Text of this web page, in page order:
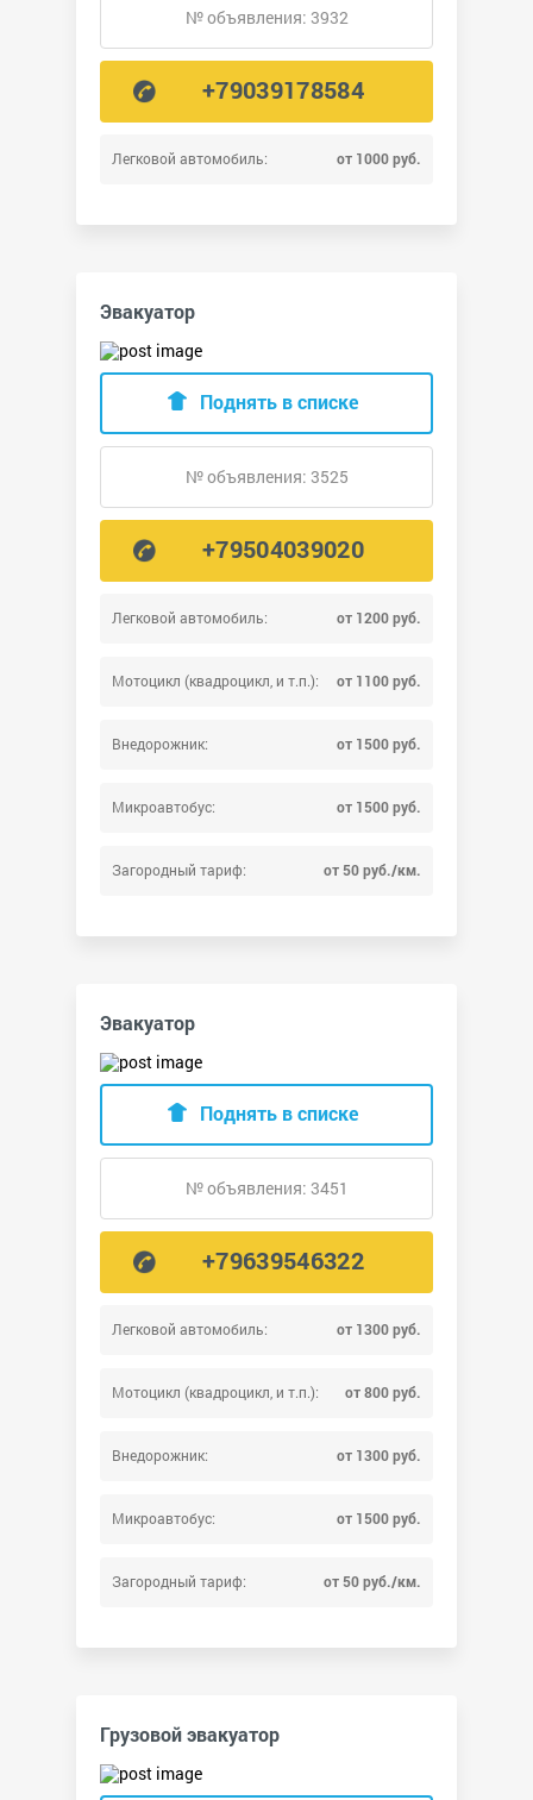
Легковой автомобиль: от 1000 руб.
№ объявления: 3932
+79039178584
Эвакуатор
Легковой автомобиль: от 1200 руб.
Мотоцикл (квадроцикл, и т.п.): от 1100 руб.
Внедорожник: от 1500 руб.
Микроавтобус: от 1500 руб.
Загородный тариф: от 50 руб./км.
Поднять в списке
№ объявления: 3525
+79504039020
Эвакуатор
Легковой автомобиль: от 1300 руб.
Мотоцикл (квадроцикл, и т.п.): от 800 руб.
Внедорожник: от 1300 руб.
Микроавтобус: от 1500 руб.
Загородный тариф: от 50 руб./км.
Поднять в списке
№ объявления: 3451
+79639546322
Грузовой эвакуатор